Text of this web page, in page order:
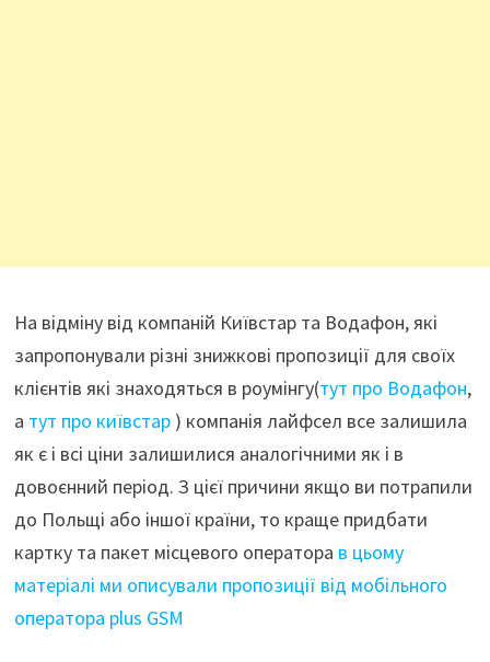
На відміну від компаній Київстар та Водафон, які
запропонували різні знижкові пропозиції для своїх
клієнтів які знаходяться в роумінгу(тут про Водафон,
а тут про київстар ) компанія лайфсел все залишила
як є і всі ціни залишилися аналогічними як і в
довоєнний період. З цієї причини якщо ви потрапили
до Польщі або іншої країни, то краще придбати
картку та пакет місцевого оператора в цьому
матеріалі ми описували пропозиції від мобільного
оператора plus GSM